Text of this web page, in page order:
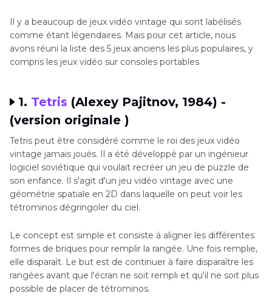
Partie 3. FAQ sur les jeux vidéo vintage
Réflexions finales
Il y a beaucoup de jeux vidéo vintage qui sont labélisés
comme étant légendaires. Mais pour cet article, nous
avons réuni la liste des 5 jeux anciens les plus populaires, y
compris les jeux vidéo sur consoles portables
1. Tetris (Alexey Pajitnov, 1984) -
(version originale )
Tetris peut être considéré comme le roi des jeux vidéo
vintage jamais joués. Il a été développé par un ingénieur
logiciel soviétique qui voulait recréer un jeu de puzzle de
son enfance. Il s'agit d'un jeu vidéo vintage avec une
géométrie spatiale en 2D dans laquelle on peut voir les
tétrominos dégringoler du ciel.
Le concept est simple et consiste à aligner les différentes
formes de briques pour remplir la rangée. Une fois remplie,
elle disparaît. Le but est de continuer à faire disparaître les
rangées avant que l'écran ne soit rempli et qu'il ne soit plus
possible de placer de tétrominos.